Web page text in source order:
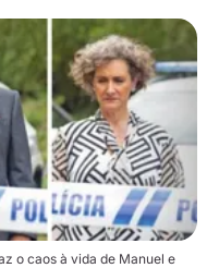
o caos à vida de Manuel e